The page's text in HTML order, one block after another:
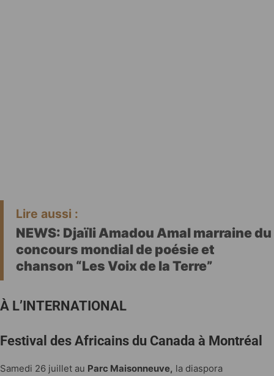
Lire aussi :
NEWS: Djaïli Amadou Amal marraine du
concours mondial de poésie et
chanson “Les Voix de la Terre”
À L’INTERNATIONAL
Festival des Africains du Canada à Montréal
Samedi 26 juillet au Parc Maisonneuve, la diaspora